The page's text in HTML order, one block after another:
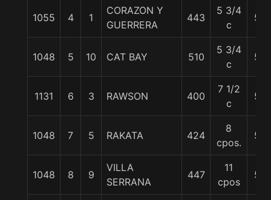
1055 4 1
CORAZON Y
GUERRERA
443
5 3/4
c
57
1048 5 10 CAT BAY 510
5 3/4
c
57
1131 6 3 RAWSON 400
7 1/2
c
57
1048 7 5 RAKATA 424
8
cpos.
57
1048 8 9
VILLA
SERRANA
447
11
cpos
57